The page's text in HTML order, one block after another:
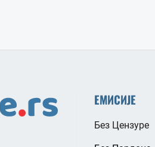
ЕМИСИЈЕ
Без Цензуре